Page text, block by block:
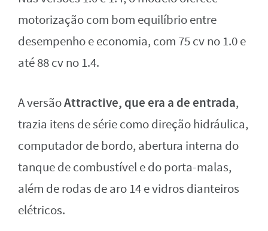
motorização com bom equilíbrio entre
desempenho e economia, com 75 cv no 1.0 e
até 88 cv no 1.4.
A versãoAttractive, que era a de entrada,
trazia itens de série como direção hidráulica,
computador de bordo, abertura interna do
tanque de combustível e do porta-malas,
além de rodas de aro 14 e vidros dianteiros
elétricos.